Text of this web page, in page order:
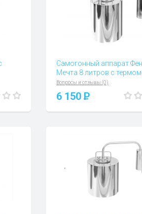
Самогонный аппарат
Мечта 8 литров с
Вопросы и отзывы (0)
6 150 P